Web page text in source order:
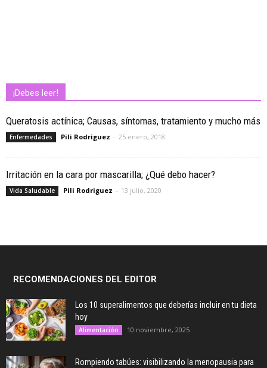
¡Debes leer!
Queratosis actínica; Causas, síntomas, tratamiento y mucho más
Enfermedades Pili Rodriguez - 25 enero, 2018
Irritación en la cara por mascarilla; ¿Qué debo hacer?
Vida Saludable Pili Rodriguez - 13 julio, 2020
RECOMENDACIONES DEL EDITOR
Los 10 superalimentos que deberías incluir en tu dieta
hoy
Alimentación 10 noviembre, 2025
Rompiendo tabúes: visibilizando la menopausia para